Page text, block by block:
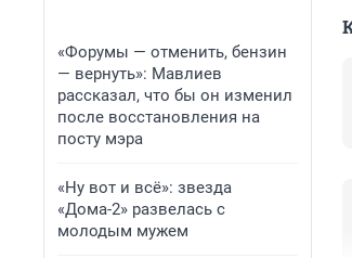
«Форумы — отменить, бензин
— вернуть»: Мавлиев
рассказал, что бы он изменил
после восстановления на
посту мэра
«Ну вот и всё»: звезда
«Дома-2» развелась с
молодым мужем